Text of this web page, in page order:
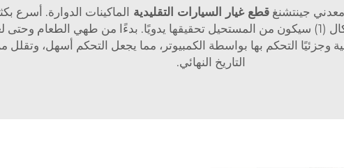
قطع غيار السيارات التقليدية الماكينات الدوارة. أسرع
أيضًا. هذه الأداة الرائعة تتيح للمعدنيين إنشاء تصاميم وأشكال (1) سيكون من المستحيل تحقيقها
وجزئيًا التحكم بها بواسطة الكمبيوتر، مما يجعل التحكم أسهل،
التاريخ النهائي.